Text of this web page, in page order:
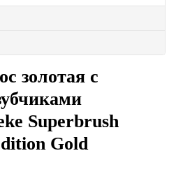
золотая с
Superbrush
Gold